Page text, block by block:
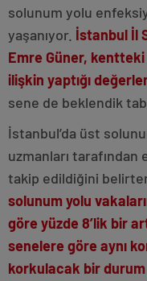
solunum yolu
yaşanıyor. İstanbul İl
Emre Güner,
ilişkin yaptığı
sene de beklendik
İstanbul’da üst
uzmanları
takip edildiğini
solunum yolu
göre yüzde 8’lik bir
senelere göre aynı
korkulacak bir durum